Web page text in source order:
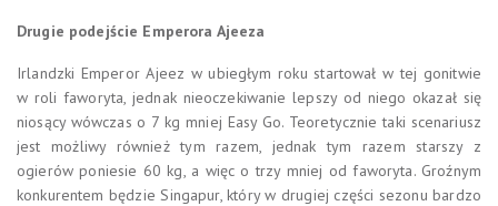
Drugie podejście Emperora Ajeeza
Irlandzki Emperor Ajeez w ubiegłym roku startował w tej gonitwie
w roli faworyta, jednak nieoczekiwanie lepszy od niego okazał się
niosący wówczas o 7 kg mniej Easy Go. Teoretycznie taki scenariusz
jest możliwy również tym razem, jednak tym razem starszy z
ogierów poniesie 60 kg, a więc o trzy mniej od faworyta. Groźnym
konkurentem będzie Singapur, który w drugiej części sezonu bardzo